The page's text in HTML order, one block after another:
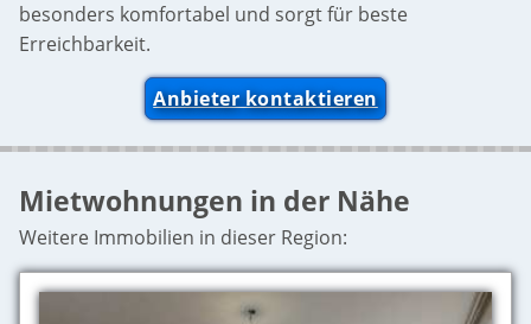
besonders komfortabel und sorgt für beste
Erreichbarkeit.
Anbieter kontaktieren
Mietwohnungen in der Nähe
Weitere Immobilien in dieser Region: